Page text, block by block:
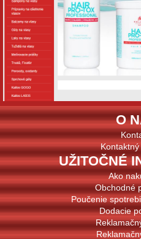
O
UŽITOČNÉ
Ako
Obchodné
Poučenie
Dodacie